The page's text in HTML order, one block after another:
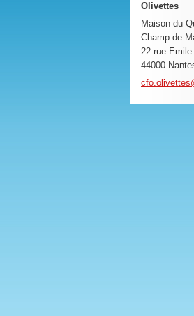
Olivettes
Maison du
Champ de
22 rue
44000
cfo.oliv